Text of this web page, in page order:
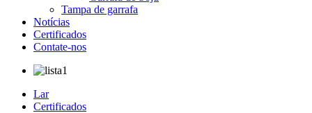
Tampa de garrafa
Notícias
Certificados
Contate-nos
Lar
Certificados